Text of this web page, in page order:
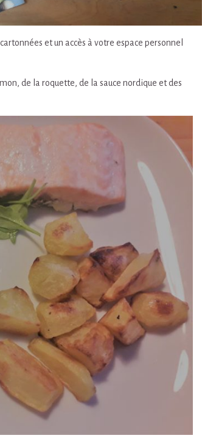
et un accès à votre espace personnel
de la roquette, de la sauce nordique et des